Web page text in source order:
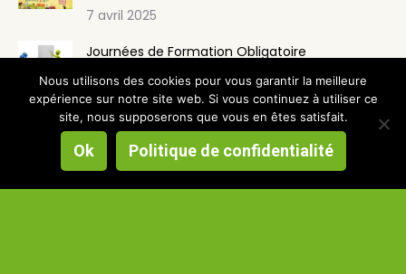
7 avril 2025
Journées de Formation Obligatoire
7 avril 2025
Formation lycée forestier de Crogny
7 avril 2025
Nous utilisons des cookies pour vous garantir la meilleure
expérience sur notre site web. Si vous continuez à utiliser ce
site, nous supposerons que vous en êtes satisfait.
Ok Politique de confidentialité